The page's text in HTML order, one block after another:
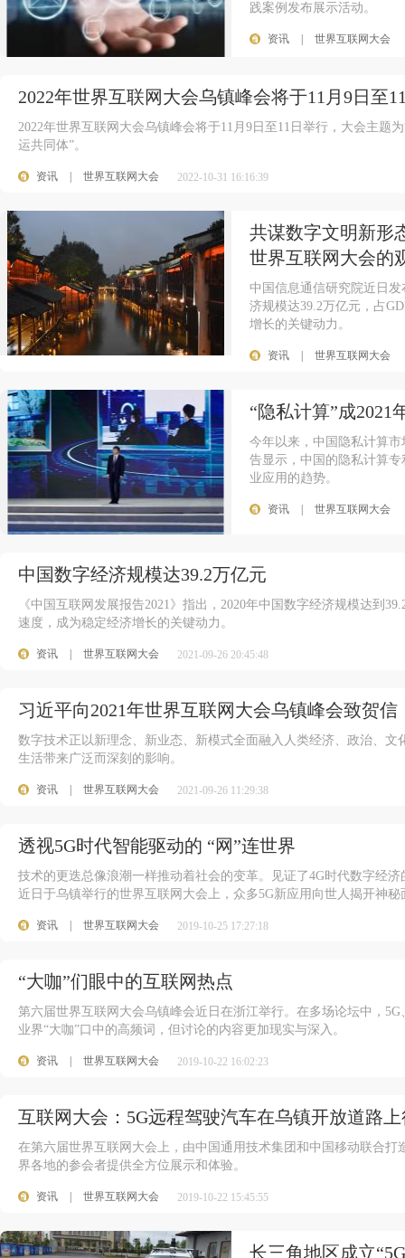
践案例发布展示活动。
资讯 世界互联网大会
2022年世界互联网大会乌镇峰会将于11月9日至
2022年世界互联网大会乌镇峰会将于11月9日至11日举行，大会主
运共同体”。
资讯 世界互联网大会 2022-10-31 16:16:39
共谋数字文明新形
世界互联网大会的
中国信息通信研究院近日
济规模达39.2万亿元，占
增长的关键动力。
资讯 世界互联网大会
“隐私计算”成2021
今年以来，中国隐私计算
告显示，中国的隐私计算
业应用的趋势。
资讯 世界互联网大会
中国数字经济规模达39.2万亿元
《中国互联网发展报告2021》指出，2020年中国数字经济规模达到
速度，成为稳定经济增长的关键动力。
资讯 世界互联网大会 2021-09-26 20:45:48
习近平向2021年世界互联网大会乌镇峰会致贺信
数字技术正以新理念、新业态、新模式全面融入人类经济、政治、
生活带来广泛而深刻的影响。
资讯 世界互联网大会 2021-09-26 11:29:38
透视5G时代智能驱动的 “网”连世界
技术的更迭总像浪潮一样推动着社会的变革。见证了4G时代数字经
近日于乌镇举行的世界互联网大会上，众多5G新应用向世人揭开神秘
资讯 世界互联网大会 2019-10-25 17:27:18
“大咖”们眼中的互联网热点
第六届世界互联网大会乌镇峰会近日在浙江举行。在多场论坛中，
业界“大咖”口中的高频词，但讨论的内容更加现实与深入。
资讯 世界互联网大会 2019-10-22 16:02:23
互联网大会：5G远程驾驶汽车在乌镇开放道路
在第六届世界互联网大会上，由中国通用技术集团和中国移动联合打
界各地的参会者提供全方位展示和体验。
资讯 世界互联网大会 2019-10-22 15:45:55
长三角地区成立